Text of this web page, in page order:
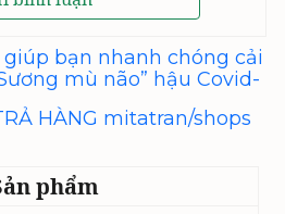
bạn nhanh chóng cải
mù não” hậu Covid-
HÀNG mitatran/shops
phẩm